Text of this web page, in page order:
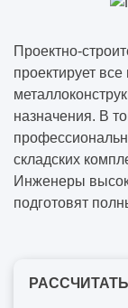
Проектно-
проектирует
назначения. В
складских
Инженеры
подготовят